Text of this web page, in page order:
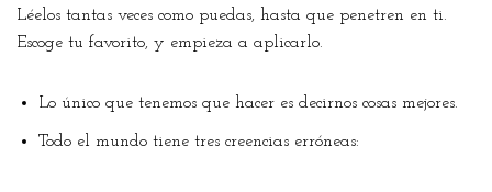
Léelos tantas veces como puedas, hasta que penetren en ti.
Escoge tu favorito, y empieza a aplicarlo.
Lo único que tenemos que hacer es decirnos cosas mejores.
Todo el mundo tiene tres creencias erróneas: